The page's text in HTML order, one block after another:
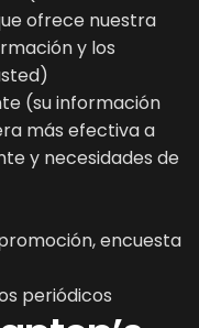
ofrece nuestra
y los
(su información
más efectiva a
y necesidades de
encuesta
periódicos